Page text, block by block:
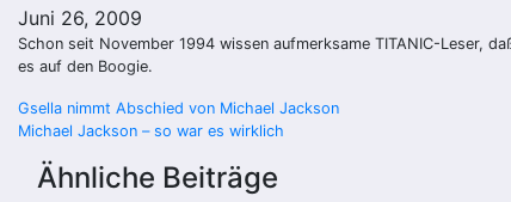
Juni 26, 2009
Schon seit November 1994 wissen aufmerksame TITANIC-Leser,
es auf den Boogie.
Beitragsnavigation
Gsella nimmt Abschied von Michael Jackson
Michael Jackson – so war es wirklich
Ähnliche Beiträge